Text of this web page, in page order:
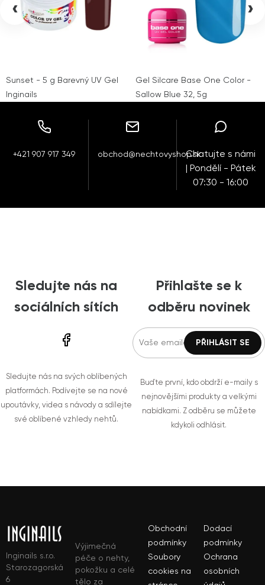
Sunset - 5 g Barevný UV Gel
Inginails
Gel Silcare Base One Color -
Sallow Blue 32, 5g
‹ ›
+421 907 917 349 obchod@nechtovyshop.skChatujte s námi
| Pondělí - Pátek
07:30 - 16:00
Sledujte nás na
sociálních sítích
Sledujte nás na svých oblíbených
platformách. Podívejte se na nové
upoutávky, videa s návody a sdílejte
své oblíbené vzhledy nehtů.
Přihlašte se k
odběru novinek
Buďte první, kdo obdrží e-maily s
nejnovějšími produkty a velkými
nabídkami. Z odběru se můžete
kdykoli odhlásit.
Inginails s.r.o.
Starozagorská
6
Výjimečná
péče o nehty,
pokožku a celé
tělo za
Obchodní
podmínky
Dodací
podmínky
Soubory
cookies na
Ochrana
osobních